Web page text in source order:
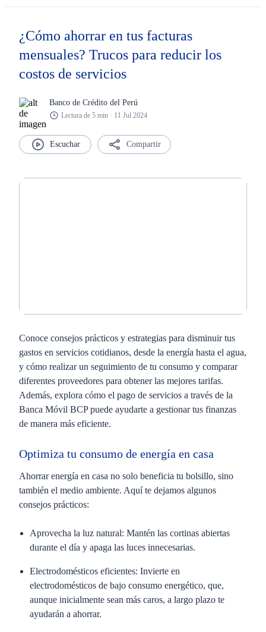
¿Cómo ahorrar en tus facturas
mensuales? Trucos para reducir los
costos de servicios
Banco de Crédito del Perú
Lectura de 5 min · 11 Jul 2024
Compartir
Conoce consejos prácticos y estrategias para disminuir tus
gastos en servicios cotidianos, desde la energía hasta el agua,
y cómo realizar un seguimiento de tu consumo y comparar
diferentes proveedores para obtener las mejores tarifas.
Además, explora cómo el pago de servicios a través de la
Banca Móvil BCP puede ayudarte a gestionar tus finanzas
de manera más eficiente.
Optimiza tu consumo de energía en casa
Ahorrar energía en casa no solo beneficia tu bolsillo, sino
también el medio ambiente. Aquí te dejamos algunos
consejos prácticos:
Aprovecha la luz natural: Mantén las cortinas abiertas
durante el día y apaga las luces innecesarias.
Electrodomésticos eficientes: Invierte en
electrodomésticos de bajo consumo energético, que,
aunque inicialmente sean más caros, a largo plazo te
ayudarán a ahorrar.